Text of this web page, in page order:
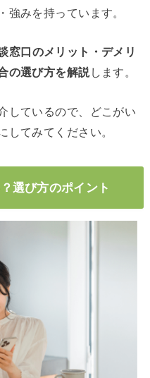
強みを持っています。
窓口のメリット・デメリ
の選び方を解説します。
しているので、どこがい
してみてください。
選び方のポイント